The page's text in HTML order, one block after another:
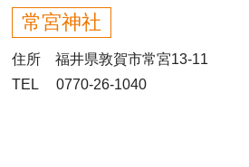
常宮神社
住所 福井県敦賀市常宮13-11
TEL 0770-26-1040